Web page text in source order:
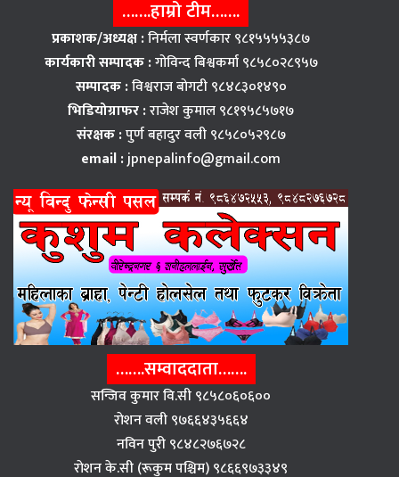
…….हाम्रो टीम…….
प्रकाशक/अध्यक्ष :निर्मला स्वर्णकार ९८१५५५५३८७
कार्यकारी सम्पादक :गोविन्द बिश्वकर्मा ९८५८०२८९५७
सम्पादक :विश्वराज बाेगटी ९८४८३०१४९०
भिडियोग्राफर :राजेश कुमाल ९८१९५८५७१७
संरक्षक :पुर्ण बहादुर वली ९८५८०५२९८७
email :jpnepalinfo@gmail.com
…….सम्वाददाता…….
सन्जिव कुमार वि.सी ९८५८०६०६००
राेशन वली ९७६६४३५६६४
नविन पुरी ९८४८२७६७२८
राेशन के.सी (रूकुम पश्चिम) ९८६६९७३३४९